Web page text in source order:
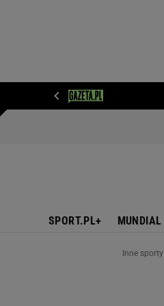
SPORT.PL+ MUNDIAL
Inne sporty